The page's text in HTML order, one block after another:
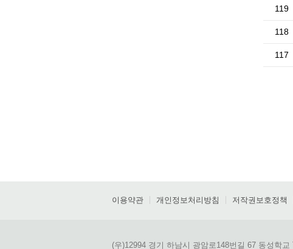
119
118
117
이용약관 개인정보처리방침 저작권보호정책
(우)12994 경기 하남시 광암로148번길 67 동성학